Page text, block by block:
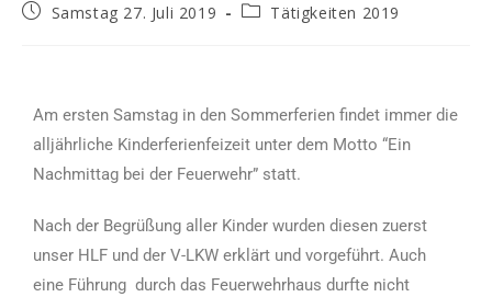
Samstag 27. Juli 2019 Tätigkeiten 2019
Am ersten Samstag in den Sommerferien findet immer die
alljährliche Kinderferienfeizeit unter dem Motto “Ein
Nachmittag bei der Feuerwehr” statt.
Nach der Begrüßung aller Kinder wurden diesen zuerst
unser HLF und der V-LKW erklärt und vorgeführt. Auch
eine Führung durch das Feuerwehrhaus durfte nicht